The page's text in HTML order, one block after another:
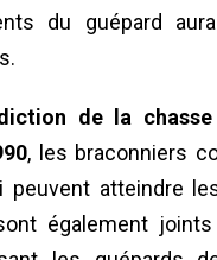
du guépard
de la
, les braconniers
atteindre
également